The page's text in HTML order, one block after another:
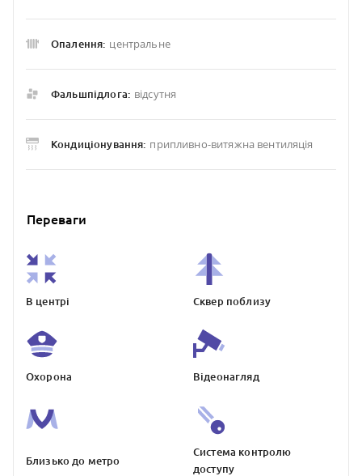
Опалення: центральне
Фальшпідлога: відсутня
Кондиціонування: припливно-витяжна вентиляція
Переваги
В центрі Сквер поблизу
Охорона Відеонагляд
Близько до метро
Система контролю
доступу